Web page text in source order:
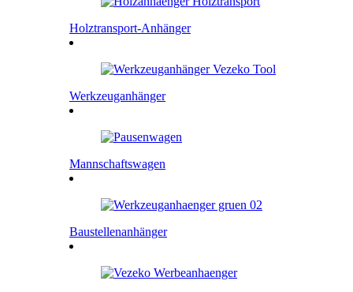
Holztransport-Anhänger
Werkzeuganhänger
Mannschaftswagen
Baustellenanhänger